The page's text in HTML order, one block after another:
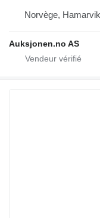
Norvège, Hamarvik
Auksjonen.no AS